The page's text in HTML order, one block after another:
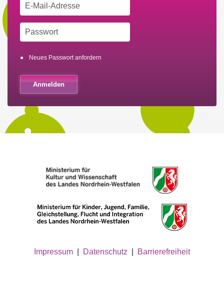
Neues Passwort anfordern
Impressum Datenschutz Barrierefreiheit